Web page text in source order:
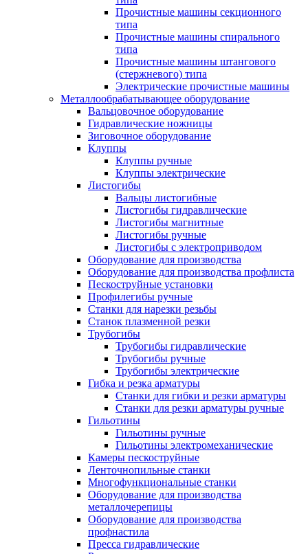
Прочистные машины секционного
типа
Прочистные машины спирального
типа
Прочистные машины штангового
(стержневого) типа
Электрические прочистные машины
Металлообрабатывающее оборудование
Вальцовочное оборудование
Гидравлические ножницы
Зиговочное оборудование
Клуппы
Клуппы ручные
Клуппы электрические
Листогибы
Вальцы листогибные
Листогибы гидравлические
Листогибы магнитные
Листогибы ручные
Листогибы с электроприводом
Оборудование для производства
Оборудование для производства профлиста
Пескоструйные установки
Профилегибы ручные
Станки для нарезки резьбы
Станок плазменной резки
Трубогибы
Трубогибы гидравлические
Трубогибы ручные
Трубогибы электрические
Гибка и резка арматуры
Станки для гибки и резки арматуры
Станки для резки арматуры ручные
Гильотины
Гильотины ручные
Гильотины электромеханические
Камеры пескоструйные
Ленточнопильные станки
Многофункциональные станки
Оборудование для производства
металлочерепицы
Оборудование для производства
профнастила
Пресса гидравлические